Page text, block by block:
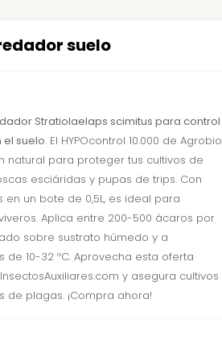
suelo
Stratiolaelaps scimitus para control
suelo. El HYPOcontrol 10.000 de Agrobio
natural para proteger tus cultivos de
esciáridas y pupas de trips. Con
en un bote de 0,5L, es ideal para
Aplica entre 200-500 ácaros por
sobre sustrato húmedo y a
de 10-32 ºC. Aprovecha esta oferta
y asegura cultivos
de plagas. ¡Compra ahora!